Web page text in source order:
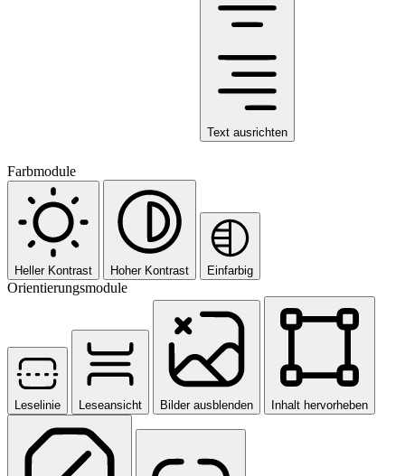
Text ausrichten
Farbmodule
Heller Kontrast Hoher Kontrast Einfarbig
Orientierungsmodule
Leselinie Leseansicht Bilder ausblenden Inhalt hervorheben